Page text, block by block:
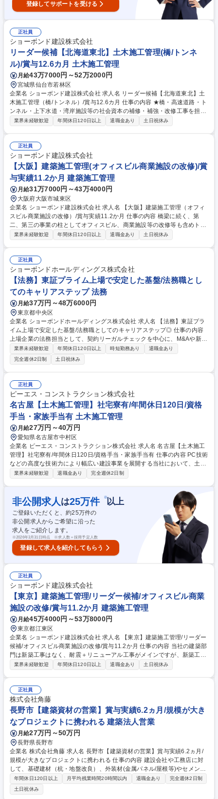
登録してサポートを受ける
正社員
ショーボンド建設株式会社
リーダー候補【北海道東北】土木施工管理(橋/トンネ
ル)/賞与12.6カ月 土木施工管理
月給43万7000円～52万2000円
宮城県仙台市若林区
企業名 ショーボンド建設株式会社 求人名 リーダー候補【北海道東北】土
木施工管理（橋/トンネル）/賞与12.6カ月 仕事の内容 ★橋・高速道路・ト
ンネル・上下水道・湾岸施設等の社会資本の補修・補強・改修工事を担う
施工管理として、末永く活躍頂ける方を募集しています。【仕事詳細】施
模まで【工期】小規模で1年、大型で2～4年 ≪補修工事ならではの醍醐味
≫新設工事に比べ小さな案件が多いため、早くから一つの現場を任され、
責任を持って仕事に取り組むことが可能です。また、施工管理として経験
を積んだ後に、設計職へキャリアチェンジする方もおります。 募集職種
リーダー候補【北海道東北】土木施工管理（橋/トンネル）/賞与12.6カ月
業界未経験歓迎 年間休日120日以上 退職金あり 土日祝休み
正社員
ショーボンド建設株式会社
【大阪】建築施工管理(オフィスビル商業施設の改修)/賞
与実績11.2か月 建築施工管理
月給31万7000円～43万4000円
大阪府大阪市城東区
企業名 ショーボンド建設株式会社 求人名 【大阪】建築施工管理（オフィ
スビル商業施設の改修）/賞与実績11.2か月 仕事の内容 橋梁に続く、第
二、第三の事業の柱としてオフィスビル、商業施設等の改修等も含めトー
タル的に案件を受注できる改修ゼネコンを目指しています。 工事規模：平
大規模改修工事の案件が増えており、耐震補強のみでなく内装工事や設備
工事なども含めたトータルの施工管理をご担当いただきます。 ※工事実務
は行いません 募集職種 【大阪】建築施工管理（オフィスビル商業施設の
改修）/賞与実績11.2か月
業界未経験歓迎 年間休日120日以上 退職金あり 土日祝休み
正社員
ショーボンドホールディングス株式会社
【法務】東証プライム上場で安定した基盤/法務職とし
てのキャリアステップ 法務
月給37万円～48万6000円
東京都中央区
企業名 ショーボンドホールディングス株式会社 求人名 【法務】東証プラ
イム上場で安定した基盤/法務職としてのキャリアステップ◎ 仕事の内容
上場企業の法務担当として、契約リーガルチェックを中心に、M&Aや新規
事業支援、社内研修の立案など、幅広い「攻め」の法務実務をお任せいた
します。 ■契約書等の文書のリーガルチェック（業務全体の5割） ■各種プ
ロジェクト（M&A・新規事業等）の法務対応支援 ■各種法令の制定・改廃
に伴う対応策の立案・推進 ■顧問弁護士の対応に関する業務 ■社内向け法
務・コンプライアンス研修の立案・実施 ■その他、各種企業法務に関する
業務・相談対応 ■株主総会業務支援（主担当は別部署） 【業務内容の変更
範囲】当社の指定する業務 募集職種 【法務】東証プライム上場で安定し
た基盤/法務職としてのキャリアステップ◎
業界未経験歓迎 年間休日120日以上 時短勤務あり
退職金あり
完全週休2日制
土日祝休み
正社員
ピーエス・コンストラクション株式会社
名古屋【土木施工管理】社宅寮有/年間休日120日/資格
手当・家族手当有 土木施工管理
月給27万円～40万円
愛知県名古屋市中村区
企業名 ピーエス・コンストラクション株式会社 求人名 名古屋【土木施工
管理】社宅寮有/年間休日120日/資格手当・家族手当有 仕事の内容 PC技術
などの高度な技術力により幅広い建設事業を展開する当社において、土木
施工管理をお任せいたします。橋梁をメインとして、道路/鉄道/空港/港湾/
規模の案件もある為、ご自身のスキルアップが目指せます。今までの経験
を活かし、幅広い裁量権で存分に力を発揮したい方や、新卒・中途の垣根
無くキャリアアップを目指したい方にピッタリのポジションです。当社の
土木部門におけるプロジェクトを紹介しております。是非一度ご確認くだ
さい。 https://www.psc.co.jp/kaisya/saiyou/special/project02.html 募集職
種 名古屋【土木施工管理】社宅寮有/年間休日120日/資格手当・家族手当
有
業界未経験歓迎 退職金あり 完全週休2日制
非公開求人 は25万件 ※以上
ご登録いただくと、約25万件の
非公開求人からご希望に沿った
求人をご紹介します。
※2026年3月31日時点 ※求人数＝採用予定人数
登録して求人を紹介してもらう
正社員
ショーボンド建設株式会社
【東京】建築施工管理/リーダー候補/オフィスビル商業
施設の改修/賞与11.2か月 建築施工管理
月給45万4000円～53万8000円
東京都江東区
企業名 ショーボンド建設株式会社 求人名 【東京】建築施工管理/リーダー
候補/オフィスビル商業施設の改修/賞与11.2か月 仕事の内容 当社の建築部
門は新築工事はなく、耐震＋リニューアル工事がメインですが、新築工事
の知識・能力を活かす事が可能なポジションです。 工事規模：平均３憶円
修工事の案件が増えており、耐震補強のみでなく内装工事や設備工事など
も含めたトータルの施工管理をご担当いただきます。 ※工事実務は行いま
せん。 募集職種 【東京】建築施工管理/リーダー候補/オフィスビル商業施
設の改修/賞与11.2か月
業界未経験歓迎 年間休日120日以上 退職金あり 土日祝休み
正社員
株式会社角藤
長野市【建築資材の営業】賞与実績6.2ヵ月/規模が大き
なプロジェクトに携われる 建築法人営業
月給27万円～50万円
長野県長野市
企業名 株式会社角藤 求人名 長野市【建築資材の営業】賞与実績6.2ヵ月/
規模が大きなプロジェクトに携われる 仕事の内容 建設会社や工務店に対
して、基礎建材（杭・地盤改良）、外装材(金属パネル/屋根等)やセメント
系外装材(ALC/押出成型セメント板等)の材料及び工事を受注する為の提
案、進捗管理のサポート、精算をお任せします。 ※金属系外装材は、建物
や景観材等の「意匠材」として使用されます。自身の提案で、街の美化や
年間休日120日以上 月平均残業時間20時間以内 退職金あり
完全週休2日制
土日祝休み